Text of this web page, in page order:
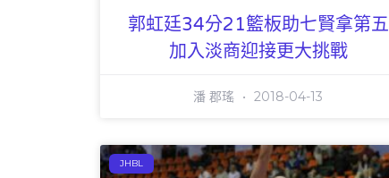
郭虹廷34分21籃板助七賢拿第五
加入淡商迎接更大挑戰
潘 郡瑤 2018-04-13
JHBL